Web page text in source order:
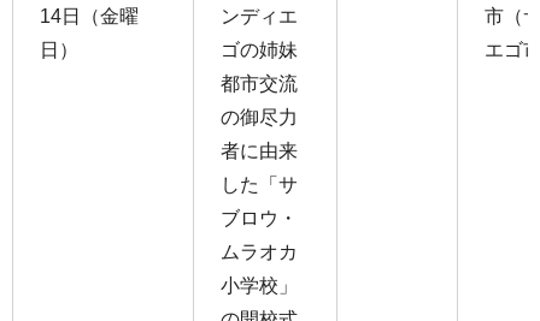
14日（金曜
日）
ンディエ
ゴの姉妹
都市交流
の御尽力
者に由来
した「サ
ブロウ・
ムラオカ
小学校」
市（
エゴ